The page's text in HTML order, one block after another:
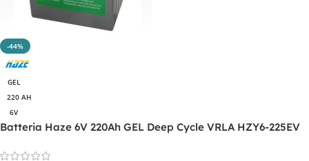
-44%
GEL
220 AH
6V
Batteria Haze 6V 220Ah GEL Deep Cycle VRLA HZY6-225EV